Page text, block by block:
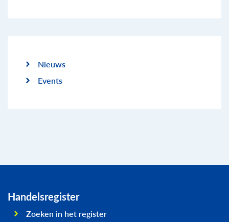
Nieuws
Events
Handelsregister
Zoeken in het register